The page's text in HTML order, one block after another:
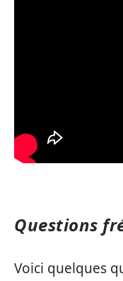
Questions
Voici quelques